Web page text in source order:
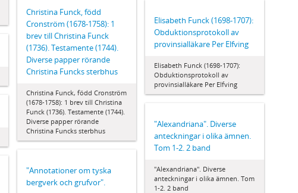
Christina Funck, född
Cronström (1678-1758): 1
brev till Christina Funck
(1736). Testamente (1744).
Diverse papper rörande
Christina Funcks sterbhus
Christina Funck, född Cronström
(1678-1758): 1 brev till Christina
Funck (1736). Testamente (1744).
Diverse papper rörande
Christina Funcks sterbhus
Elisabeth Funck (1698-1707):
Obduktionsprotokoll av
provinsialläkare Per Elfving
Elisabeth Funck (1698-1707):
Obduktionsprotokoll av
provinsialläkare Per Elfving
"Alexandriana". Diverse
anteckningar i olika ämnen.
Tom 1-2. 2 band
"Alexandriana". Diverse
anteckningar i olika ämnen. Tom
1-2. 2 band
"Annotationer om tyska
bergverk och grufvor".